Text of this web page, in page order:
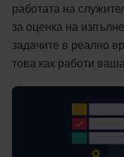
работата на
за оценка на
задачите в реално
това как работи